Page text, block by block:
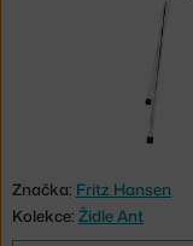
Značka: Fritz Hansen
Kolekce: Židle Ant